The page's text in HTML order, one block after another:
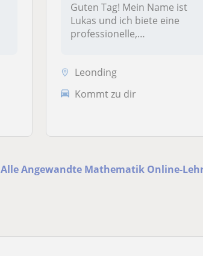
Guten Tag! Mein Name ist
Lukas und ich biete eine
professionelle,
Leonding
Kommt zu dir
Alle Angewandte Mathematik Online-